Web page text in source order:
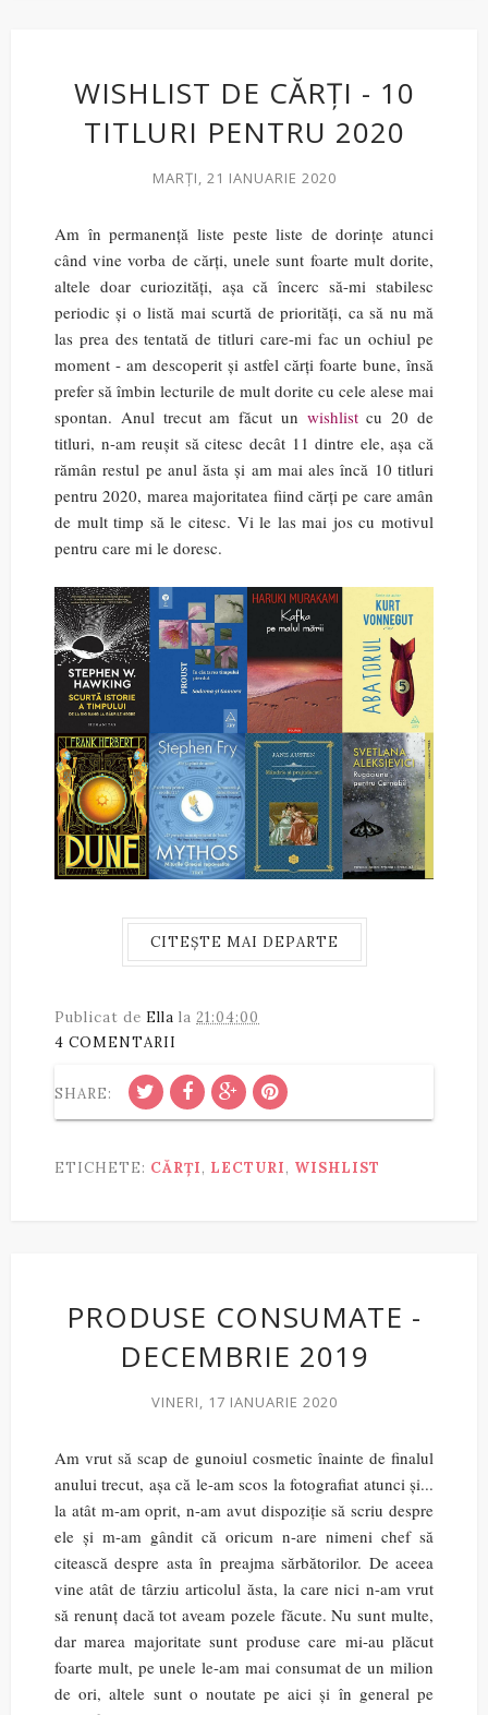
WISHLIST DE CĂRȚI - 10
TITLURI PENTRU 2020
MARȚI, 21 IANUARIE 2020
Am în permanență liste peste liste de dorințe atunci
când vine vorba de cărți, unele sunt foarte mult dorite,
altele doar curiozități, așa că încerc să-mi stabilesc
periodic și o listă mai scurtă de priorități, ca să nu mă
las prea des tentată de titluri care-mi fac un ochiul pe
moment - am descoperit și astfel cărți foarte bune, însă
prefer să îmbin lecturile de mult dorite cu cele alese mai
spontan. Anul trecut am făcut un wishlistcu 20 de
titluri, n-am reușit să citesc decât 11 dintre ele, așa că
rămân restul pe anul ăsta și am mai ales încă 10 titluri
pentru 2020, marea majoritatea fiind cărți pe care amân
de mult timp să le citesc. Vi le las mai jos cu motivul
pentru care mi le doresc.
CITEȘTE MAI DEPARTE
Publicat de Ella la 21:04:00
4 COMENTARII
SHARE:
ETICHETE: CĂRȚI, LECTURI, WISHLIST
PRODUSE CONSUMATE -
DECEMBRIE 2019
VINERI, 17 IANUARIE 2020
Am vrut să scap de gunoiul cosmetic înainte de finalul
anului trecut, așa că le-am scos la fotografiat atunci și...
la atât m-am oprit, n-am avut dispoziție să scriu despre
ele și m-am gândit că oricum n-are nimeni chef să
citească despre asta în preajma sărbătorilor. De aceea
vine atât de târziu articolul ăsta, la care nici n-am vrut
să renunț dacă tot aveam pozele făcute. Nu sunt multe,
dar marea majoritate sunt produse care mi-au plăcut
foarte mult, pe unele le-am mai consumat de un milion
de ori, altele sunt o noutate pe aici și în general pe